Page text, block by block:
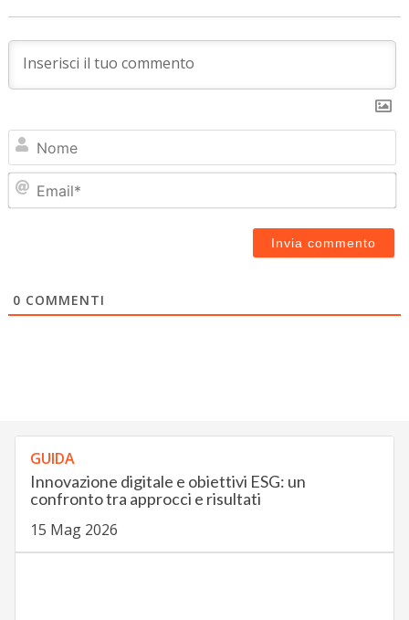
0 COMMENTI
GUIDA
Innovazione digitale e obiettivi ESG: un
confronto tra approcci e risultati
15 Mag 2026